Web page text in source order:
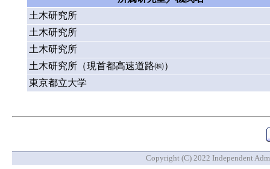
土木研究所
土木研究所
土木研究所
土木研究所（現首都高速道路㈱）
東京都立大学
Copyright (C) 2022 Independent